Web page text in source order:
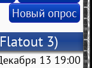
Новый опрос
3)
13 19:00